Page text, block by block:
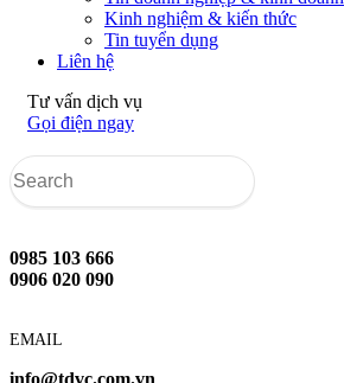
Kinh nghiệm & kiến thức
Tin tuyển dụng
Liên hệ
Tư vấn dịch vụ
Gọi điện ngay
0985 103 666
0906 020 090
EMAIL
info@tdvc.com.vn